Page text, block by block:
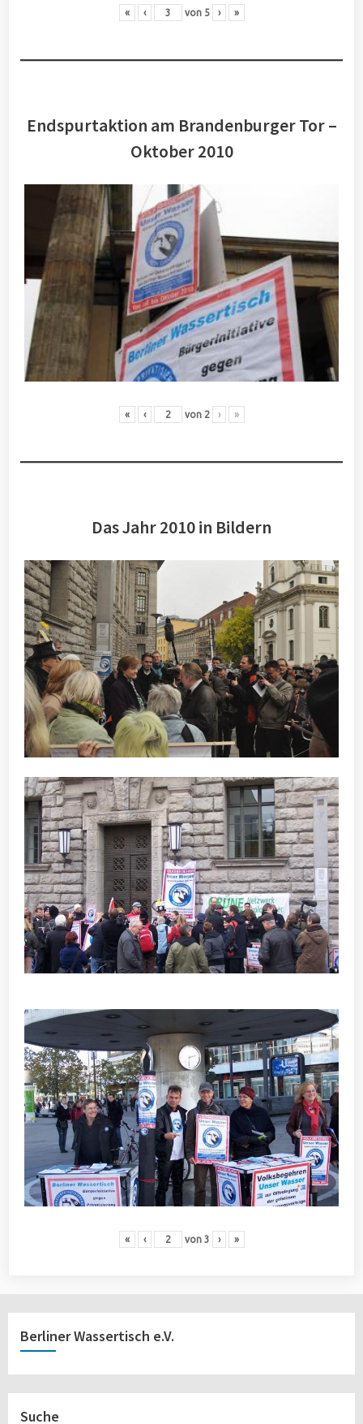
« ‹ von 5 › »
Endspurtaktion am Brandenburger Tor –
Oktober 2010
« ‹ von 2 › »
Das Jahr 2010 in Bildern
« ‹ von 3 › »
Berliner Wassertisch e.V.
Suche